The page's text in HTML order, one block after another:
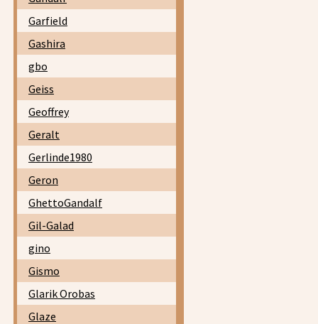
Garfield
Gashira
gbo
Geiss
Geoffrey
Geralt
Gerlinde1980
Geron
GhettoGandalf
Gil-Galad
gino
Gismo
Glarik Orobas
Glaze